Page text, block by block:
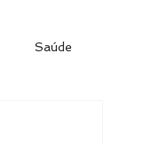
Saúde